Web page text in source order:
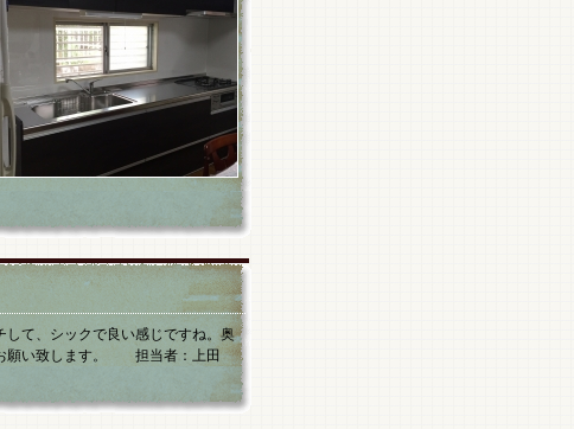
て、シックで良い感じですね。奥
お願い致します。 担当者：上田